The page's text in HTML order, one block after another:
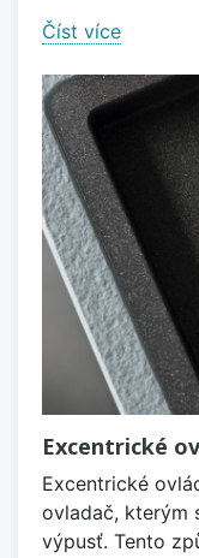
Číst více
Excentrické
Excentrické
ovladač, kterým
výpusť. Tento